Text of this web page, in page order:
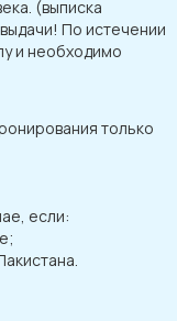
(выписка
По истечении
и необходимо
только
если: